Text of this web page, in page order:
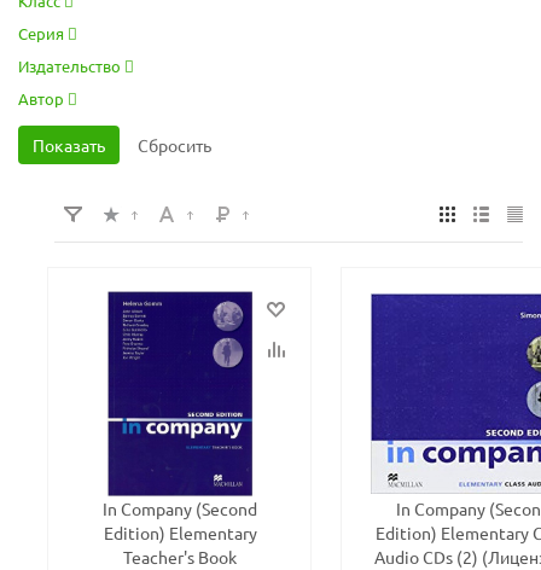
Серия
Издательство
Автор
In Company (Second
Edition) Elementary
Teacher's Book
In Company
Edition) Elementary
Audio CDs (2)